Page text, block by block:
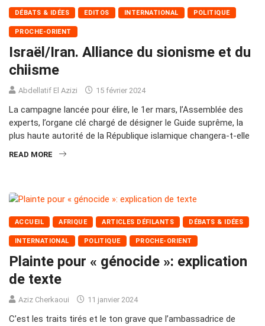
DÉBATS & IDÉES EDITOS INTERNATIONAL POLITIQUE
PROCHE-ORIENT
Israël/Iran. Alliance du sionisme et du
chiisme
Abdellatif El Azizi 15 février 2024
La campagne lancée pour élire, le 1er mars, l’Assemblée des
experts, l’organe clé chargé de désigner le Guide suprême, la
plus haute autorité de la République islamique changera-t-elle
READ MORE
ACCUEIL AFRIQUE ARTICLES DÉFILANTS DÉBATS & IDÉES
INTERNATIONAL POLITIQUE PROCHE-ORIENT
Plainte pour « génocide »: explication
de texte
Aziz Cherkaoui 11 janvier 2024
C’est les traits tirés et le ton grave que l’ambassadrice de